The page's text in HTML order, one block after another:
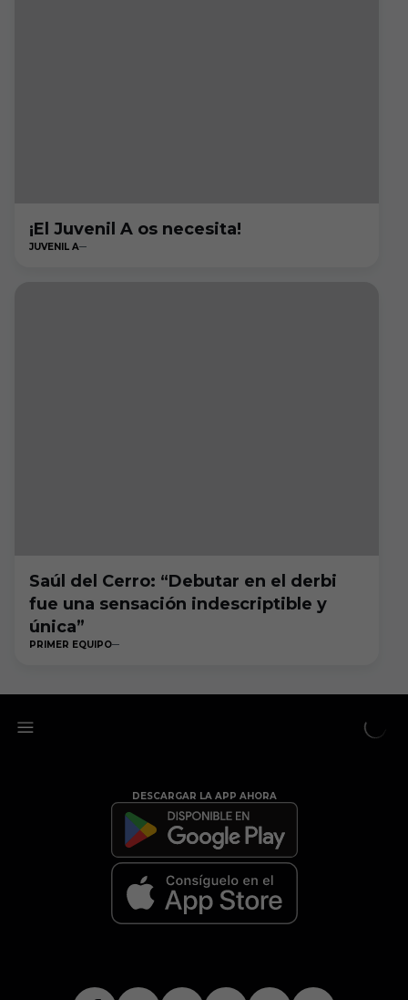
¡El Juvenil A os necesita!
JUVENIL A
Saúl del Cerro: “Debutar en el derbi
fue una sensación indescriptible y
única”
PRIMER EQUIPO
DESCARGAR LA APP AHORA